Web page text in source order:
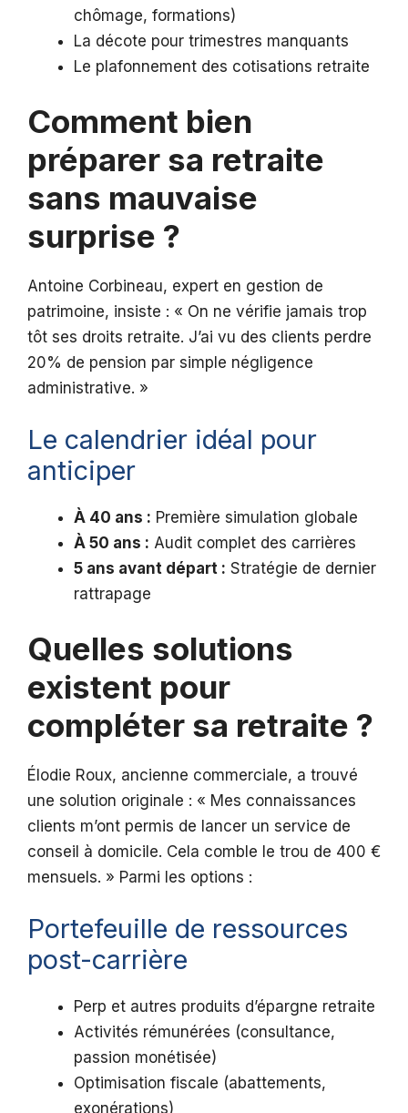
chômage, formations)
La décote pour trimestres manquants
Le plafonnement des cotisations retraite
Comment bien
préparer sa retraite
sans mauvaise
surprise ?
Antoine Corbineau, expert en gestion de
patrimoine, insiste : « On ne vérifie jamais trop
tôt ses droits retraite. J’ai vu des clients perdre
20% de pension par simple négligence
administrative. »
Le calendrier idéal pour
anticiper
À 40 ans : Première simulation globale
À 50 ans : Audit complet des carrières
5 ans avant départ : Stratégie de dernier
rattrapage
Quelles solutions
existent pour
compléter sa retraite ?
Élodie Roux, ancienne commerciale, a trouvé
une solution originale : « Mes connaissances
clients m’ont permis de lancer un service de
conseil à domicile. Cela comble le trou de 400 €
mensuels. » Parmi les options :
Portefeuille de ressources
post-carrière
Perp et autres produits d’épargne retraite
Activités rémunérées (consultance,
passion monétisée)
Optimisation fiscale (abattements,
exonérations)